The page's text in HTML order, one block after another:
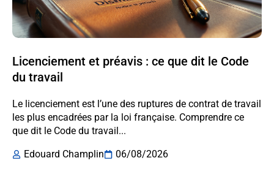
Licenciement et préavis : ce que dit le Code
du travail
Le licenciement est l’une des ruptures de contrat de travail
les plus encadrées par la loi française. Comprendre ce
que dit le Code du travail...
Edouard Champlin
06/08/2026